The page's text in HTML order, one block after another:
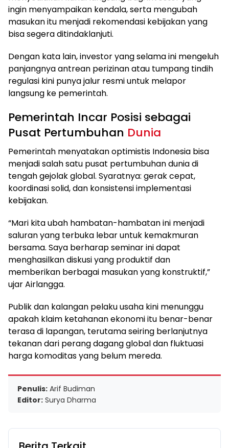
ingin menyampaikan kendala, serta mengubah
masukan itu menjadi rekomendasi kebijakan yang
bisa segera ditindaklanjuti.
Dengan kata lain, investor yang selama ini mengeluh
panjangnya antrean perizinan atau tumpang tindih
regulasi kini punya jalur resmi untuk melapor
langsung ke pemerintah.
Pemerintah Incar Posisi sebagai
Pusat Pertumbuhan Dunia
Pemerintah menyatakan optimistis Indonesia bisa
menjadi salah satu pusat pertumbuhan dunia di
tengah gejolak global. Syaratnya: gerak cepat,
koordinasi solid, dan konsistensi implementasi
kebijakan.
“Mari kita ubah hambatan-hambatan ini menjadi
saluran yang terbuka lebar untuk kemakmuran
bersama. Saya berharap seminar ini dapat
menghasilkan diskusi yang produktif dan
memberikan berbagai masukan yang konstruktif,”
ujar Airlangga.
Publik dan kalangan pelaku usaha kini menunggu
apakah klaim ketahanan ekonomi itu benar-benar
terasa di lapangan, terutama seiring berlanjutnya
tekanan dari perang dagang global dan fluktuasi
harga komoditas yang belum mereda.
Penulis: Arif Budiman
Editor: Surya Dharma